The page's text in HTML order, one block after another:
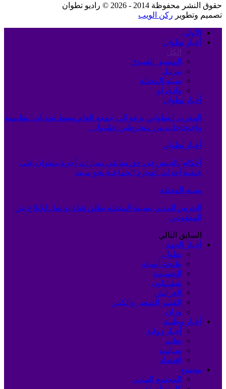
حقوق النشر محفوظة 2014 - 2026 © راديو تطوان
تصميم وتطوير ركن الويب
الأولى
أخبار تطوان
الكل
المضيق الفنيدق
مرتيل
سبته المحتلة
وادي لو
أخبار تطوان
المغرب التطواني يدعو إلى جمعه العام وسط تحديات تنظيمية
واحتجاجات من منخرطين جمّدوا…
أخبار تطوان
أحكام بالحبس في حق سائقي سيارات أجرة بتطوان على
خلفية أحداث الهجرة الجماعية نحو سبتة
سبته المحتلة
الحرس المدني بسبتة المحتلة يطلق قناة تواصل للإبلاغ عن
المفقودين
السابق التالي
أخبار الجهة
تطوان
طنجة-أصيلة
الحسيمة
شفشاون
العرائش
القصر الصغير والكبير
وزان
أخبار وطنية
أخبار دولية
تعليم
سياسة
اقتصاد
مجتمع
المجتمع المدني